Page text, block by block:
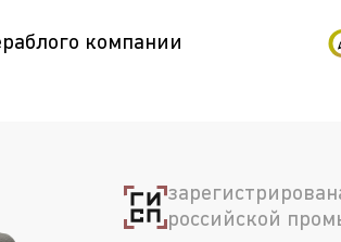
блого компании
российской